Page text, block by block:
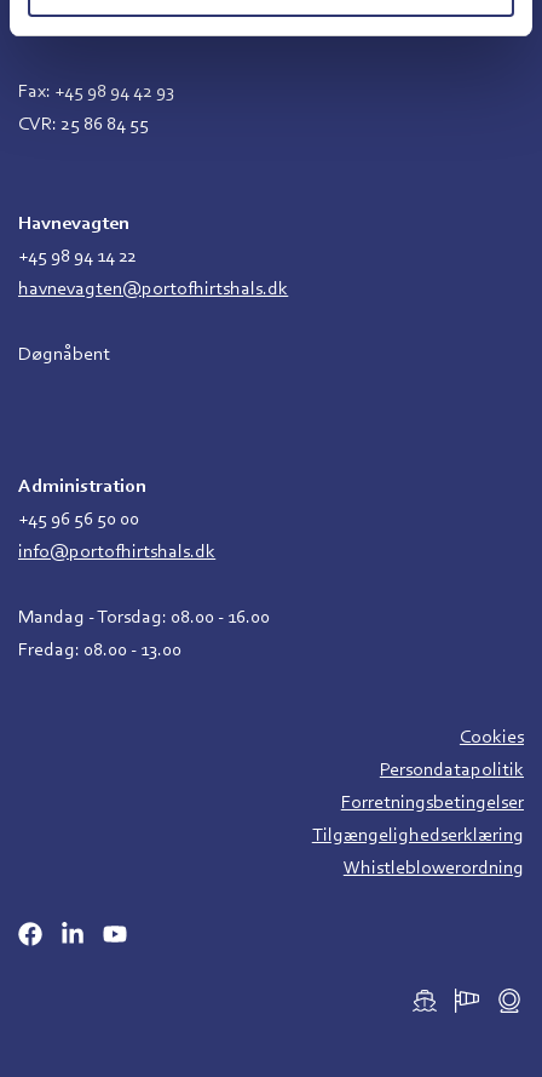
Fax: +45 98 94 42 93
CVR: 25 86 84 55
Havnevagten
+45 98 94 14 22
havnevagten@portofhirtshals.dk
Døgnåbent
Administration
+45 96 56 50 00
info@portofhirtshals.dk
Mandag - Torsdag: 08.00 - 16.00
Fredag: 08.00 - 13.00
Cookies
Persondatapolitik
Forretningsbetingelser
Tilgængelighedserklæring
Whistleblowerordning